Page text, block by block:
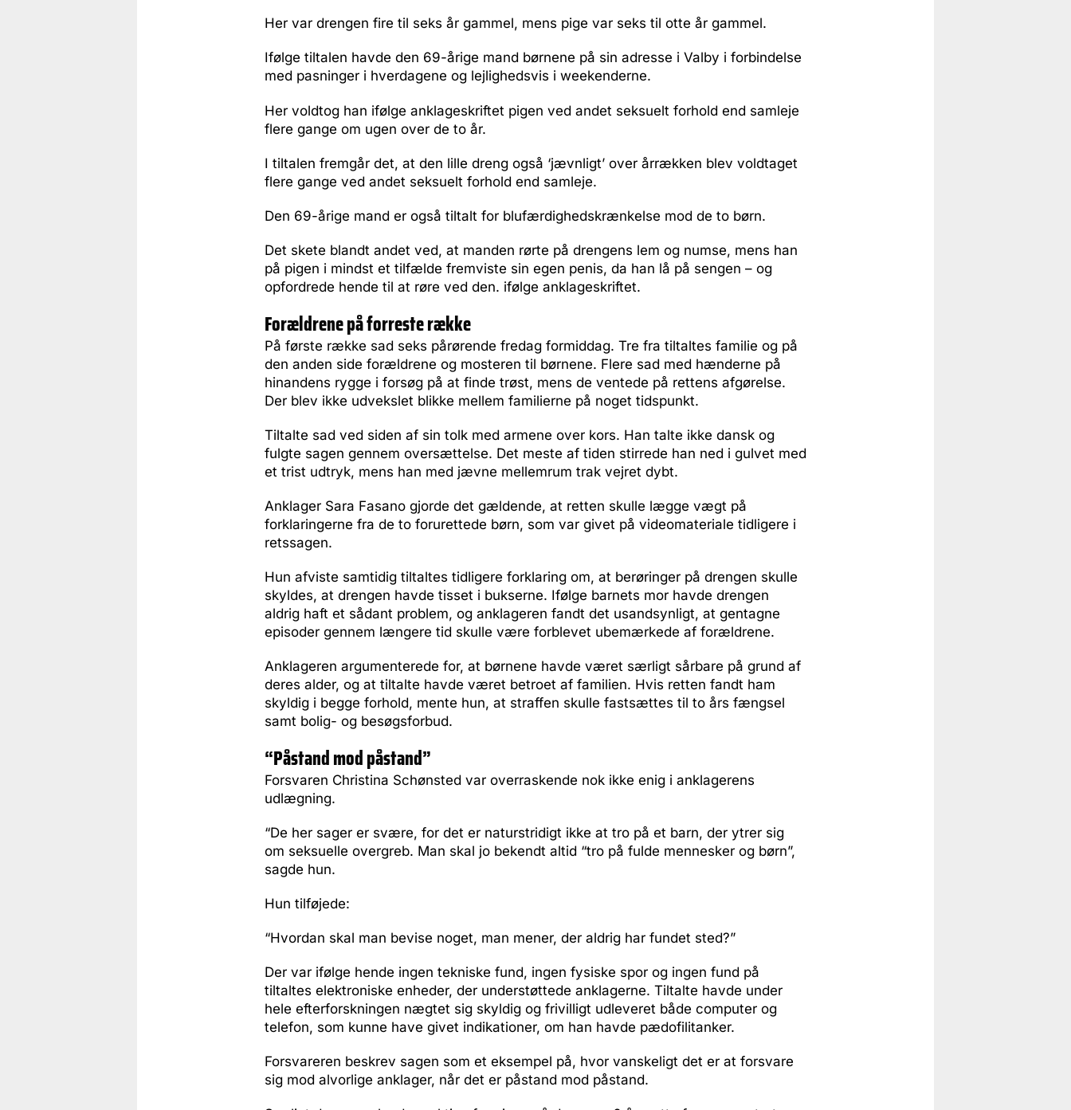
Her var drengen fire til seks år gammel, mens pige var seks til otte år gammel.
Ifølge tiltalen havde den 69-årige mand børnene på sin adresse i Valby i forbindelse
med pasninger i hverdagene og lejlighedsvis i weekenderne.
Her voldtog han ifølge anklageskriftet pigen ved andet seksuelt forhold end samleje
flere gange om ugen over de to år.
I tiltalen fremgår det, at den lille dreng også ‘jævnligt’ over årrækken blev voldtaget
flere gange ved andet seksuelt forhold end samleje.
Den 69-årige mand er også tiltalt for blufærdighedskrænkelse mod de to børn.
Det skete blandt andet ved, at manden rørte på drengens lem og numse, mens han
på pigen i mindst et tilfælde fremviste sin egen penis, da han lå på sengen – og
opfordrede hende til at røre ved den. ifølge anklageskriftet.
Forældrene på forreste række
På første række sad seks pårørende fredag formiddag. Tre fra tiltaltes familie og på
den anden side forældrene og mosteren til børnene. Flere sad med hænderne på
hinandens rygge i forsøg på at finde trøst, mens de ventede på rettens afgørelse.
Der blev ikke udvekslet blikke mellem familierne på noget tidspunkt.
Tiltalte sad ved siden af sin tolk med armene over kors. Han talte ikke dansk og
fulgte sagen gennem oversættelse. Det meste af tiden stirrede han ned i gulvet med
et trist udtryk, mens han med jævne mellemrum trak vejret dybt.
Anklager Sara Fasano gjorde det gældende, at retten skulle lægge vægt på
forklaringerne fra de to forurettede børn, som var givet på videomateriale tidligere i
retssagen.
Hun afviste samtidig tiltaltes tidligere forklaring om, at berøringer på drengen skulle
skyldes, at drengen havde tisset i bukserne. Ifølge barnets mor havde drengen
aldrig haft et sådant problem, og anklageren fandt det usandsynligt, at gentagne
episoder gennem længere tid skulle være forblevet ubemærkede af forældrene.
Anklageren argumenterede for, at børnene havde været særligt sårbare på grund af
deres alder, og at tiltalte havde været betroet af familien. Hvis retten fandt ham
skyldig i begge forhold, mente hun, at straffen skulle fastsættes til to års fængsel
samt bolig- og besøgsforbud.
“Påstand mod påstand”
Forsvaren Christina Schønsted var overraskende nok ikke enig i anklagerens
udlægning.
“De her sager er svære, for det er naturstridigt ikke at tro på et barn, der ytrer sig
om seksuelle overgreb. Man skal jo bekendt altid “tro på fulde mennesker og børn”,
sagde hun.
Hun tilføjede:
“Hvordan skal man bevise noget, man mener, der aldrig har fundet sted?”
Der var ifølge hende ingen tekniske fund, ingen fysiske spor og ingen fund på
tiltaltes elektroniske enheder, der understøttede anklagerne. Tiltalte havde under
hele efterforskningen nægtet sig skyldig og frivilligt udleveret både computer og
telefon, som kunne have givet indikationer, om han havde pædofilitanker.
Forsvareren beskrev sagen som et eksempel på, hvor vanskeligt det er at forsvare
sig mod alvorlige anklager, når det er påstand mod påstand.